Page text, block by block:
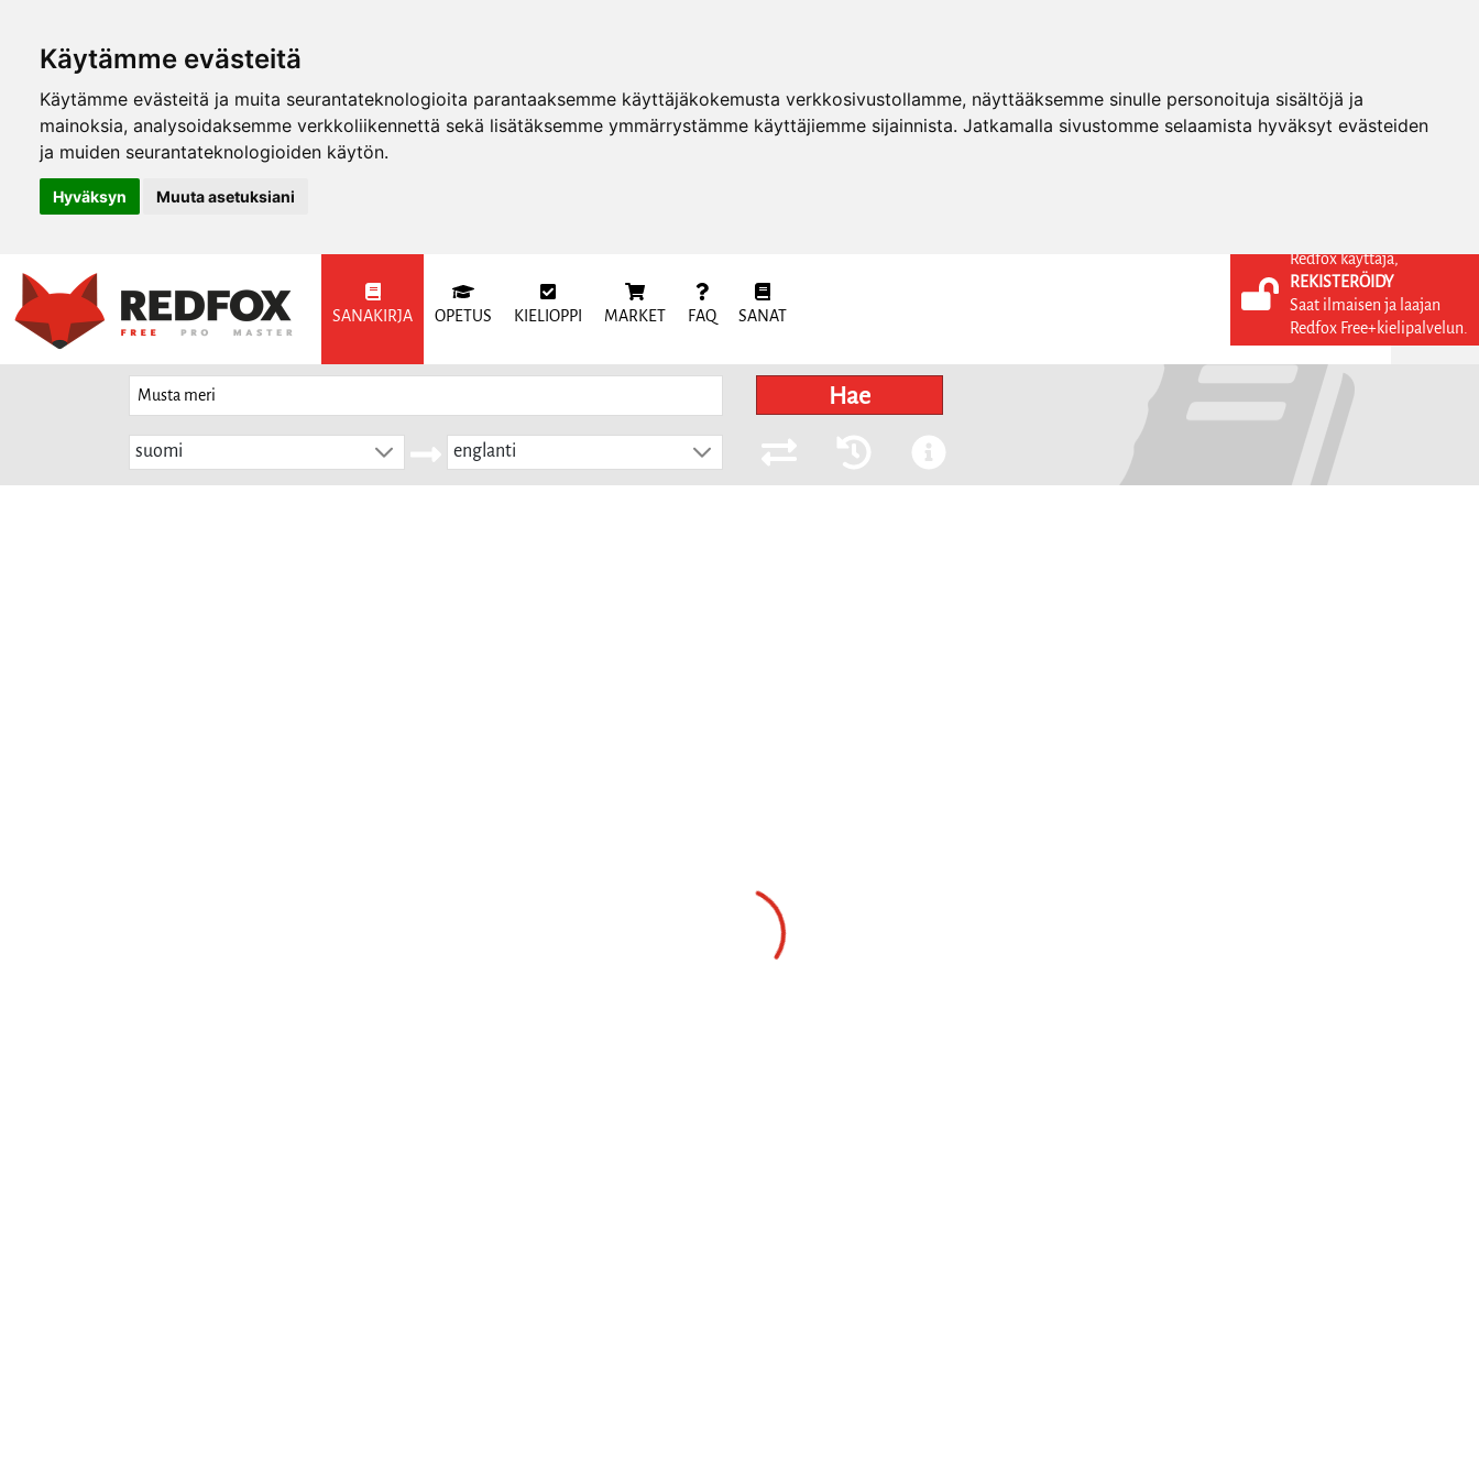
Käytämme evästeitä
Käytämme evästeitä ja muita seurantateknologioita parantaaksemme käyttäjäkokemusta verkkosivustollamme, näyttääksemme sinulle personoituja sisältöjä ja
mainoksia, analysoidaksemme verkkoliikennettä sekä lisätäksemme ymmärrystämme käyttäjiemme sijainnista. Jatkamalla sivustomme selaamista hyväksyt evästeiden
ja muiden seurantateknologioiden käytön.
Hyväksyn Muuta asetuksiani
SANAKIRJA OPETUS KIELIOPPI MARKET FAQ SANAT
KIRJAUDU SISÄÄN
REKISTERÖIDY
Hae
suomi englanti
Redfox käyttäjä,
REKISTERÖIDY
Saat ilmaisen ja laajan
Redfox Free+kielipalvelun.